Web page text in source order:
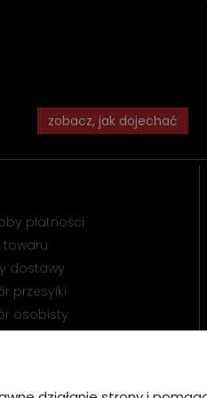
zobacz, jak dojechać
płatności
towaru
dostawy
przesyłki
osobisty